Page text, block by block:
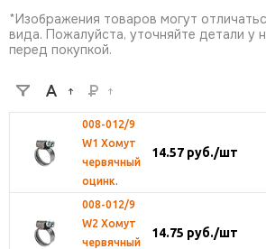
*Изображения товаров могут
вида. Пожалуйста, уточняйте детали у
перед покупкой.
008-012/9
W1 Хомут
червячный
оцинк.
14.57 руб./шт
008-012/9
W2 Хомут
червячный
14.75 руб./шт